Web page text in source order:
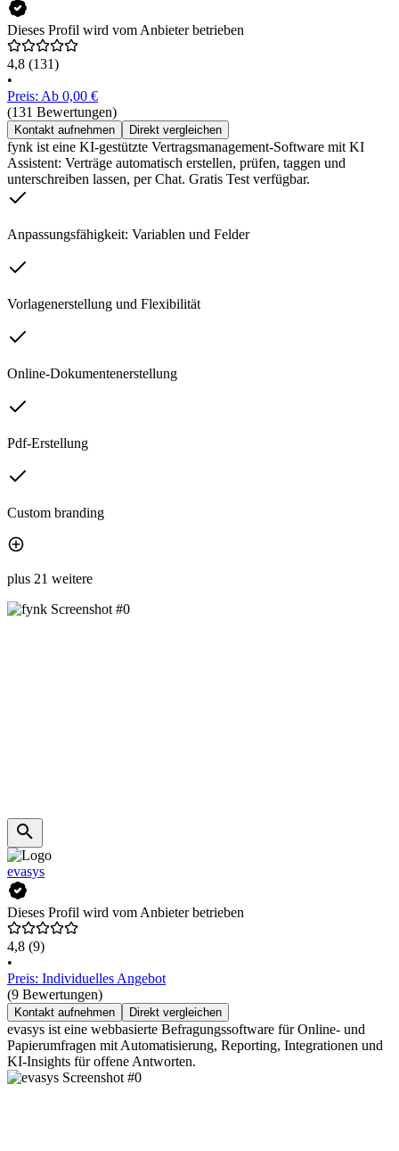
Dieses Profil wird vom Anbieter betrieben
4,8 (131)
•
Preis: Ab 0,00 €
(131 Bewertungen)
Kontakt aufnehmen Direkt vergleichen
fynk ist eine KI-gestützte Vertragsmanagement-Software mit KI
Assistent: Verträge automatisch erstellen, prüfen, taggen und
unterschreiben lassen, per Chat. Gratis Test verfügbar.
Anpassungsfähigkeit: Variablen und Felder
Vorlagenerstellung und Flexibilität
Online-Dokumentenerstellung
Pdf-Erstellung
Custom branding
plus 21 weitere
evasys
Dieses Profil wird vom Anbieter betrieben
4,8 (9)
•
Preis: Individuelles Angebot
(9 Bewertungen)
Kontakt aufnehmen Direkt vergleichen
evasys ist eine webbasierte Befragungssoftware für Online- und
Papierumfragen mit Automatisierung, Reporting, Integrationen und
KI-Insights für offene Antworten.